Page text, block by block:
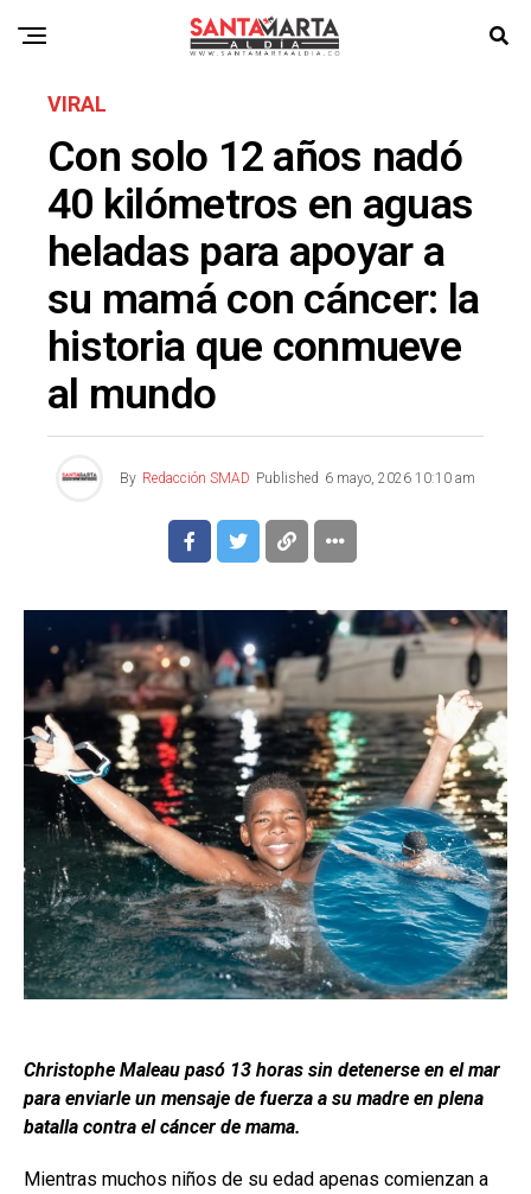
VIRAL
Con solo 12 años nadó
40 kilómetros en aguas
heladas para apoyar a
su mamá con cáncer: la
historia que conmueve
al mundo
By Redacción SMAD Published 6 mayo, 2026 10:10 am
Christophe Maleau pasó 13 horas sin detenerse en el mar
para enviarle un mensaje de fuerza a su madre en plena
batalla contra el cáncer de mama.
Mientras muchos niños de su edad apenas comienzan a